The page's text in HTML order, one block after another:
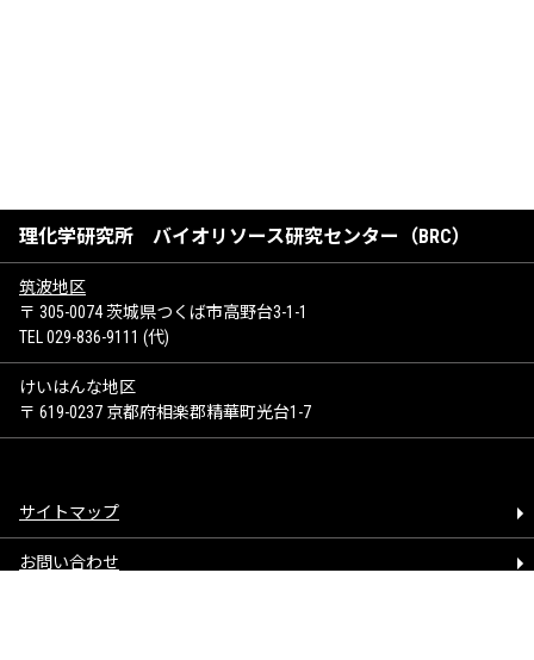
理化学研究所 バイオリソース研究センター（BRC）
筑波地区
〒 305-0074 茨城県つくば市高野台3-1-1
TEL 029-836-9111 (代)
けいはんな地区
〒 619-0237 京都府相楽郡精華町光台1-7
サイトマップ
お問い合わせ